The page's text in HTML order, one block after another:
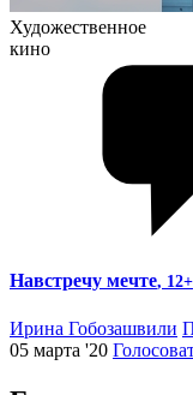
Художественное
кино
Навстречу мечте, 12+
Ирина Гобозашвили
05 марта '20